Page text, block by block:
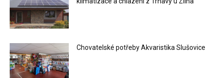
Chovatelské potřeby Akvaristika Slušovice